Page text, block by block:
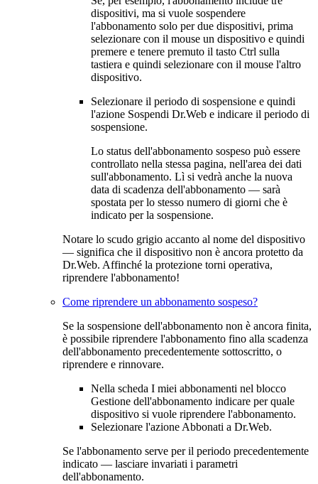
dispositivi, ma si vuole sospendere
l'abbonamento solo per due dispositivi, prima
selezionare con il mouse un dispositivo e quindi
premere e tenere premuto il tasto Ctrl sulla
tastiera e quindi selezionare con il mouse l'altro
dispositivo.
Selezionare il periodo di sospensione e quindi
l'azione Sospendi Dr.Web e indicare il periodo di
sospensione.
Lo status dell'abbonamento sospeso può essere
controllato nella stessa pagina, nell'area dei dati
sull'abbonamento. Lì si vedrà anche la nuova
data di scadenza dell'abbonamento — sarà
spostata per lo stesso numero di giorni che è
indicato per la sospensione.
Notare lo scudo grigio accanto al nome del dispositivo
— significa che il dispositivo non è ancora protetto da
Dr.Web. Affinché la protezione torni operativa,
riprendere l'abbonamento!
Come riprendere un abbonamento sospeso?
Se la sospensione dell'abbonamento non è ancora finita,
è possibile riprendere l'abbonamento fino alla scadenza
dell'abbonamento precedentemente sottoscritto, o
riprendere e rinnovare.
Nella scheda I miei abbonamenti nel blocco
Gestione dell'abbonamento indicare per quale
dispositivo si vuole riprendere l'abbonamento.
Selezionare l'azione Abbonati a Dr.Web.
Se l'abbonamento serve per il periodo precedentemente
indicato — lasciare invariati i parametri
dell'abbonamento.